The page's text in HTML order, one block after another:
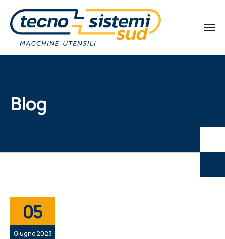
Blog
05
Giugno 2023